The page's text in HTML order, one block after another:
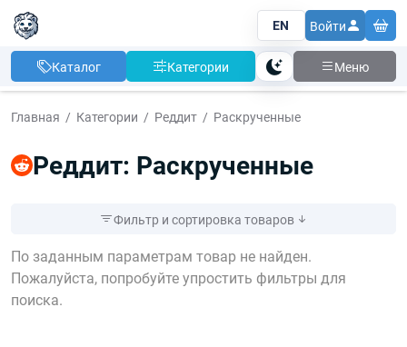
EN Войти
Каталог Категории Тема Меню
Главная Категории Реддит Раскрученные
Реддит: Раскрученные
Фильтр и сортировка товаров
Цена
От: До:
По заданным параметрам товар не найден.
Пожалуйста, попробуйте упростить фильтры для
поиска.